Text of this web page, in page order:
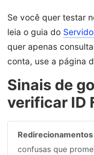
Se você quer testar
leia o guia do
quer apenas
conta, use a página
Sinais de
verificar ID
confusas que